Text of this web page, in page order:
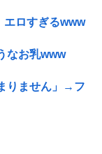
エロすぎるwww
なお乳www
りません」→フ